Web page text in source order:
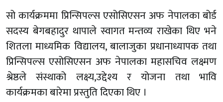
सो कार्यक्रममा प्रिन्सिपल्स एसोसिएसन अफ नेपालका बोर्ड
सदस्य बेगबहादुर थापाले स्वागत मन्तव्य राखेका थिए भने
शितला माध्यमिक विद्यालय, बालाजुका प्रधानाध्यापक तथा
प्रिन्सिपल्स एसोसिएसन अफ नेपालका महासचिव लक्ष्मण
श्रेष्ठले संस्थाको लक्ष्य,उद्देश्य र योजना तथा भावि
कार्यक्रमका बारेमा प्रस्तुति दिएका थिए ।